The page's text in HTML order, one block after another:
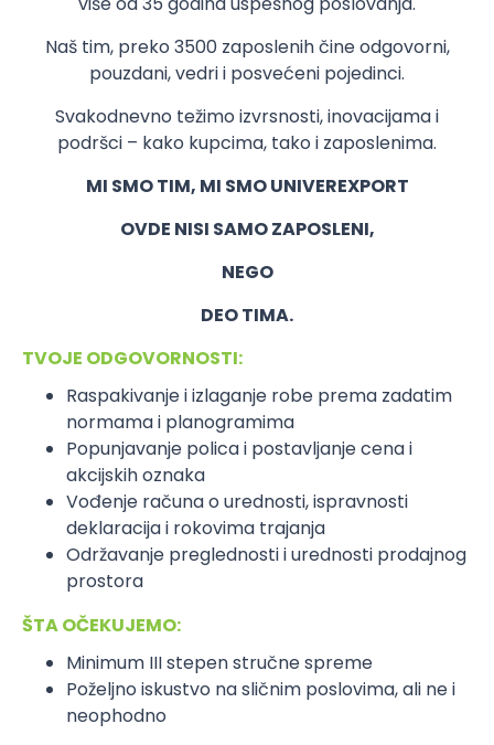
Naš tim, preko 3500 zaposlenih čine odgovorni,
pouzdani, vedri i posvećeni pojedinci.
Svakodnevno težimo izvrsnosti, inovacijama i
podršci – kako kupcima, tako i zaposlenima.
MI SMO TIM, MI SMO UNIVEREXPORT
OVDE NISI SAMO ZAPOSLENI,
NEGO
DEO TIMA.
TVOJE ODGOVORNOSTI:
Raspakivanje i izlaganje robe prema zadatim
normama i planogramima
Popunjavanje polica i postavljanje cena i
akcijskih oznaka
Vođenje računa o urednosti, ispravnosti
deklaracija i rokovima trajanja
Održavanje preglednosti i urednosti prodajnog
prostora
ŠTA OČEKUJEMO:
Minimum III stepen stručne spreme
Poželjno iskustvo na sličnim poslovima, ali ne i
neophodno